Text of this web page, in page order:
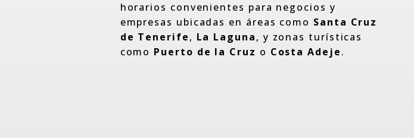
horarios convenientes para negocios y
empresas ubicadas en áreas como Santa Cruz
de Tenerife, La Laguna, y zonas turísticas
como Puerto de la Cruz o Costa Adeje.